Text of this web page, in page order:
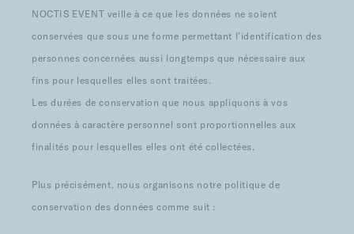
NOCTIS EVENT veille à ce que les données ne soient
conservées que sous une forme permettant l’identification des
personnes concernées aussi longtemps que nécessaire aux
fins pour lesquelles elles sont traitées.
Les durées de conservation que nous appliquons à vos
données à caractère personnel sont proportionnelles aux
finalités pour lesquelles elles ont été collectées.
Plus précisément, nous organisons notre politique de
conservation des données comme suit :